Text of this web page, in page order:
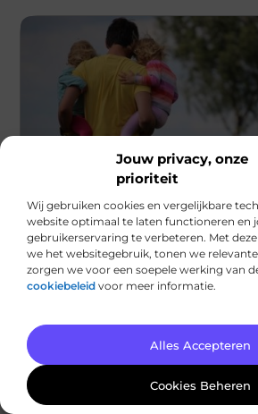
Jouw privacy, onze
prioriteit
Wij gebruiken cookies en vergelijkbare
website optimaal te laten functioneren en
gebruikerservaring te verbeteren. Met
we het websitegebruik, tonen we
zorgen we voor een soepele werking van
cookiebeleid voor meer informatie.
Alles Accepteren
Cookies Beheren
Rechten
Mediation in Groningen: Wat
werkt het?
Mediation is een vorm van
helpt bij het oplossen van
...